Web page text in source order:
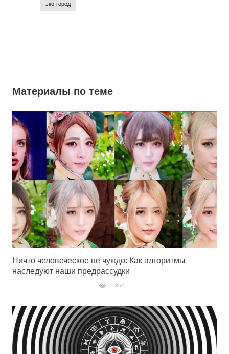
эко-город
Материалы по теме
Ничто человеческое не чуждо: Как алгоритмы
наследуют наши предрассудки
1 852